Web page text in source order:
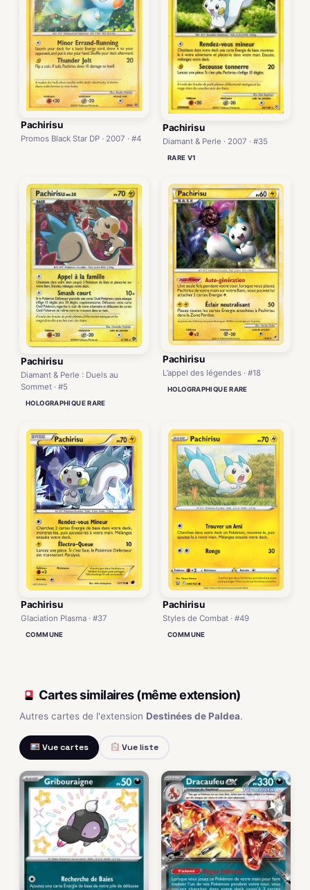
Pachirisu
Promos Black Star DP · 2007 · #4
Pachirisu
Diamant & Perle · 2007 · #35
RARE V1
Pachirisu
Diamant & Perle : Duels au
Sommet · #5
HOLOGRAPHIQUE RARE
Pachirisu
L’appel des légendes · #18
HOLOGRAPHIQUE RARE
Pachirisu
Glaciation Plasma · #37
COMMUNE
Pachirisu
Styles de Combat · #49
COMMUNE
Cartes similaires (même extension)
Autres cartes de l'extension Destinées de Paldea.
Vue cartes Vue liste